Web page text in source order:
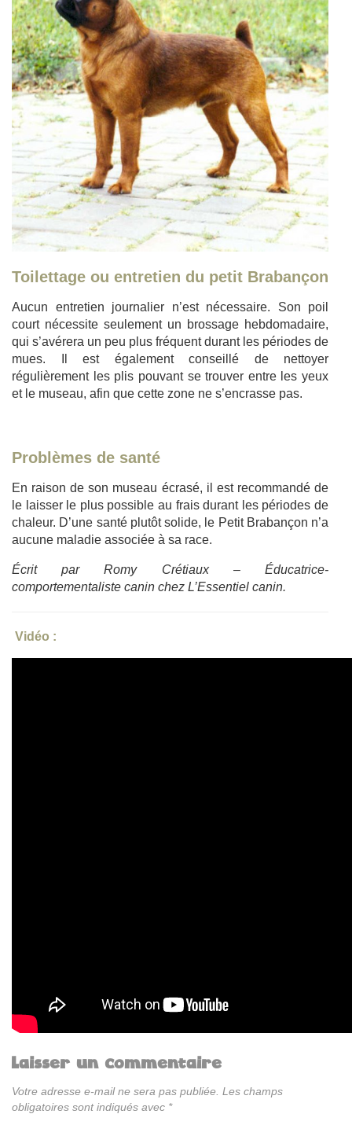
Toilettage ou entretien du petit Brabançon
Aucun entretien journalier n’est nécessaire. Son poil
court nécessite seulement un brossage hebdomadaire,
qui s’avérera un peu plus fréquent durant les périodes de
mues. Il est également conseillé de nettoyer
régulièrement les plis pouvant se trouver entre les yeux
et le museau, afin que cette zone ne s’encrasse pas.
Problèmes de santé
En raison de son museau écrasé, il est recommandé de
le laisser le plus possible au frais durant les périodes de
chaleur. D’une santé plutôt solide, le Petit Brabançon n’a
aucune maladie associée à sa race.
Écrit par Romy Crétiaux – Éducatrice-
comportementaliste canin chez L’Essentiel canin.
Vidéo :
Laisser un commentaire
Votre adresse e-mail ne sera pas publiée. Les champs
obligatoires sont indiqués avec *